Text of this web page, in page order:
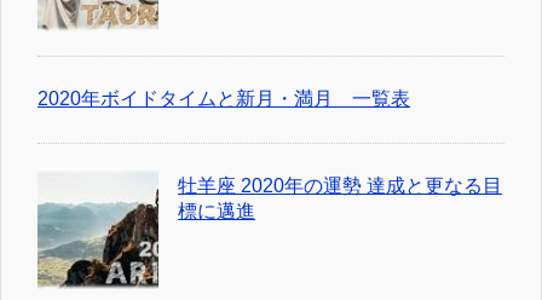
2020年ボイドタイムと新月・満月 一覧表
牡羊座 2020年の運勢 達成と更なる目
標に邁進